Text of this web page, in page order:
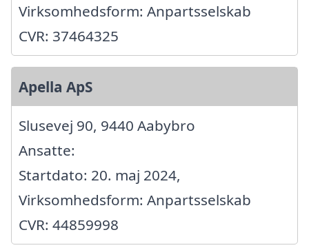
Virksomhedsform: Anpartsselskab
CVR: 37464325
Apella ApS
Slusevej 90, 9440 Aabybro
Ansatte:
Startdato: 20. maj 2024,
Virksomhedsform: Anpartsselskab
CVR: 44859998